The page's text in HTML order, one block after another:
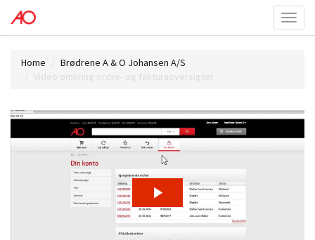
menu
Home
Brødrene A & O Johansen A/S
Video omkring ordre- og fakturaoversigter